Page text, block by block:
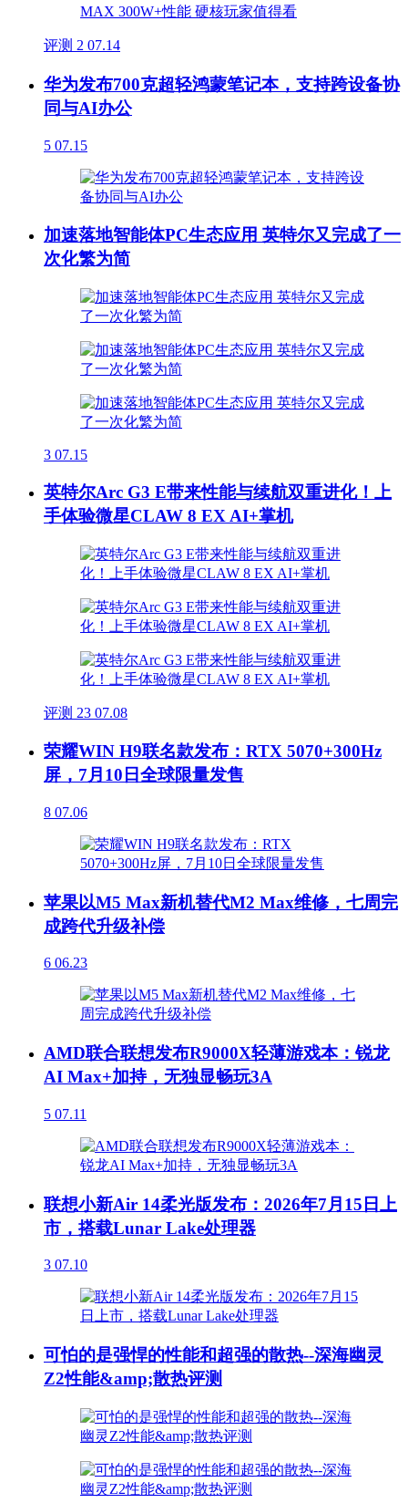
评测 2 07.14
华为发布700克超轻鸿蒙笔记本，支持跨设备协
同与AI办公
5 07.15
加速落地智能体PC生态应用 英特尔又完成了一
次化繁为简
3 07.15
英特尔Arc G3 E带来性能与续航双重进化！上
手体验微星CLAW 8 EX AI+掌机
评测 23 07.08
荣耀WIN H9联名款发布：RTX 5070+300Hz
屏，7月10日全球限量发售
8 07.06
苹果以M5 Max新机替代M2 Max维修，七周完
成跨代升级补偿
6 06.23
AMD联合联想发布R9000X轻薄游戏本：锐龙
AI Max+加持，无独显畅玩3A
5 07.11
联想小新Air 14柔光版发布：2026年7月15日上
市，搭载Lunar Lake处理器
3 07.10
可怕的是强悍的性能和超强的散热--深海幽灵
Z2性能&amp;散热评测